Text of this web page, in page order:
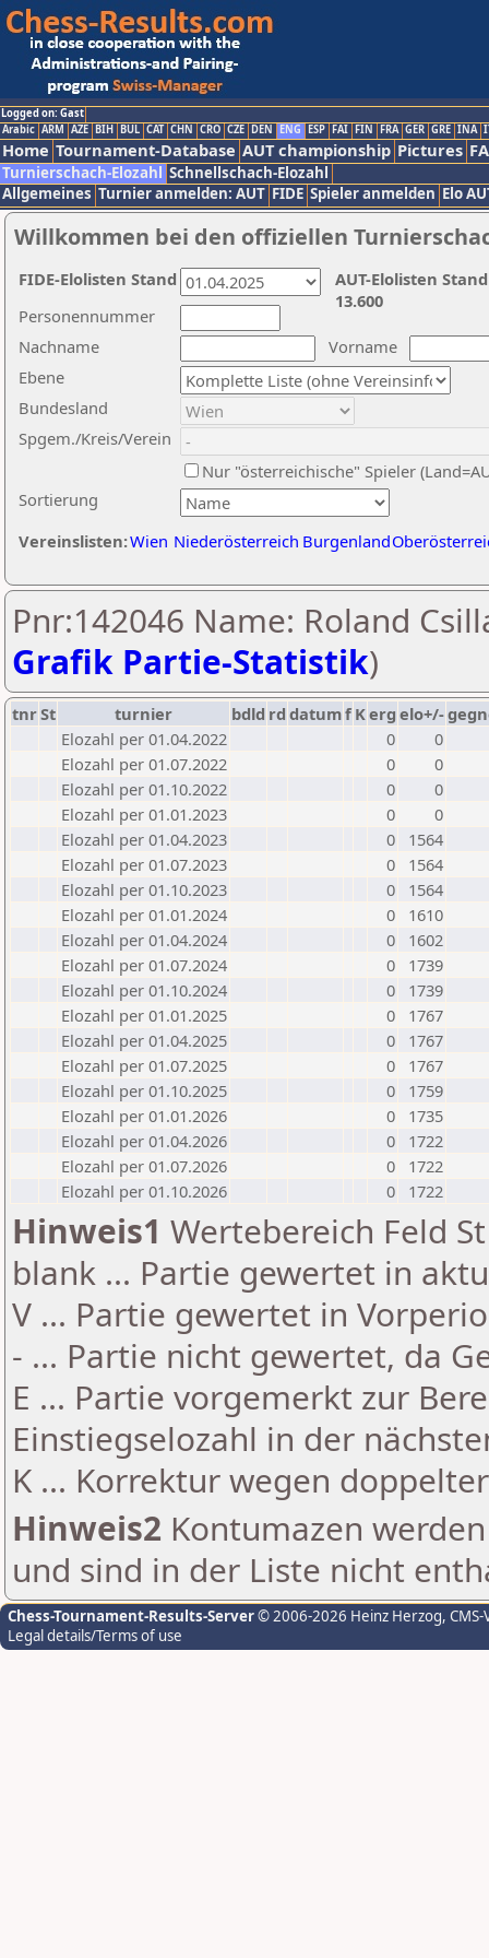
Logged on: Gast
Arabic ARM AZE BIH BUL CAT CHN CRO CZE DEN ENG ESP FAI FIN FRA GER GRE INA
Home Tournament-Database AUT championship Pictures
Turnierschach-Elozahl Schnellschach-Elozahl
Allgemeines Turnier anmelden: AUT FIDE Spieler anmelden Elo
Willkommen bei den offiziellen
Nachname
Vorname
Ebene
Sortierung
Personennummer
Bundesland
Spgem./Kreis/Verein
Nur "österreichische" Spieler
Vereinslisten:Wien Niederösterreich Burgenland
AUT-Elolisten
13.600
FIDE-Elolisten Stand
Pnr:142046 Name: Roland
Grafik Partie-Statistik)
tnrSt turnier bdld rd datumf Kerg elo+/-
Elozahl per 01.04.2022
0
0
Elozahl per 01.07.2022
0
0
Elozahl per 01.10.2022
0
0
Elozahl per 01.01.2023
0
0
Elozahl per 01.04.2023
0
1564
Elozahl per 01.07.2023
0
1564
Elozahl per 01.10.2023
0
1564
Elozahl per 01.01.2024
0
1610
Elozahl per 01.04.2024
0
1602
Elozahl per 01.07.2024
0
1739
Elozahl per 01.10.2024
0
1739
Elozahl per 01.01.2025
0
1767
Elozahl per 01.04.2025
0
1767
Elozahl per 01.07.2025
0
1767
Elozahl per 01.10.2025
0
1759
Elozahl per 01.01.2026
0
1735
Elozahl per 01.04.2026
0
1722
Elozahl per 01.07.2026
0
1722
Elozahl per 01.10.2026
0 1722
Hinweis1 Wertebereich Feld
blank ... Partie gewertet in
V ... Partie gewertet in
- ... Partie nicht gewertet, da
E ... Partie vorgemerkt zur
Einstiegselozahl in der
K ... Korrektur wegen
Hinweis2 Kontumazen
und sind in der Liste nicht
Chess-Tournament-Results-Server© 2006-2026 Heinz Herzog,
Legal details/Terms of use